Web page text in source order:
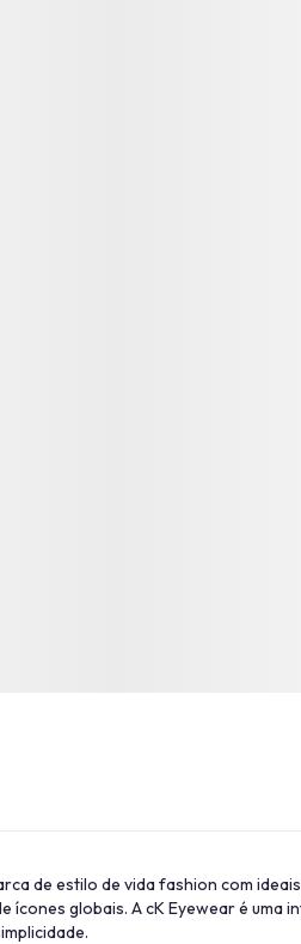
de estilo de vida fashion com
ícones globais. A cK Eyewear é